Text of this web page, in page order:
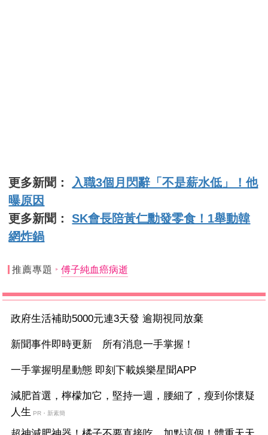
更多新聞： 入職3個月閃辭「不是薪水低」！他
曝原因
更多新聞：SK會長陪黃仁勳發零食！1舉動韓
網炸鍋
推薦專題 傅子純血癌病逝
政府生活補助5000元連3天發 逾期視同放棄
新聞事件即時更新 所有消息一手掌握！
一手掌握明星動態 即刻下載娛樂星聞APP
減肥首選，檸檬加它，堅持一週，腰細了，瘦到你懷疑
人生 PR・新素簡